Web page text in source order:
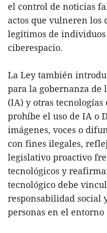
el control de noticias
actos que vulneren los
legítimos de
ciberespacio.
La Ley también
para la gobernanza
(IA) y otras
prohíbe el uso de IA o
imágenes, voces o
con fines ilegales,
legislativo proactivo
tecnológicos y
tecnológico debe
responsabilidad social
personas en el